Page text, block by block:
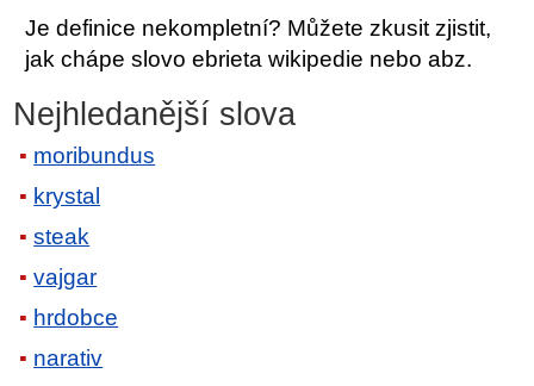
Je definice nekompletní? Můžete zkusit zjistit,
jak chápe slovo ebrieta wikipedie nebo abz.
Nejhledanější slova
moribundus
krystal
steak
vajgar
hrdobce
narativ